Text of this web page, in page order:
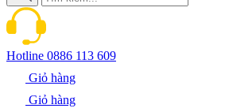
Hotline 0886 113 609
Giỏ hàng
Giỏ hàng